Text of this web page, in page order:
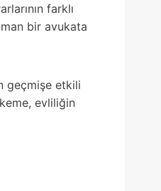
farklı
bir avukata
geçmişe etkili
evliliğin